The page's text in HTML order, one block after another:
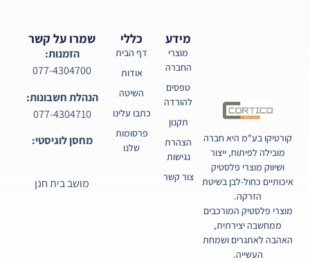
קורטיקו בע"מ היא חברה
מובילה לפיתוח, ייצור
ושיווק מוצרי פלסטיק
איכותיים כחול-לבן בשיטת
הזרקה.
מוצרי פלסטיק המורכבים
ממחשבה יצירתית,
האהבה לאתגרים ושמחת
העשייה.
כללי
דף הבית
אודות
השיטה
כתבו עלינו
פרסומות
שלנו
מידע
מוצרי
החברה
טפסים
להורדה
תקנון
הצהרת
נגישות
צור קשר
שמרו על קשר
הזמנות:
077-4304700
הנהלת חשבונות:
077-4304710
מחסן לוגיסטי:
מושב בית חנן